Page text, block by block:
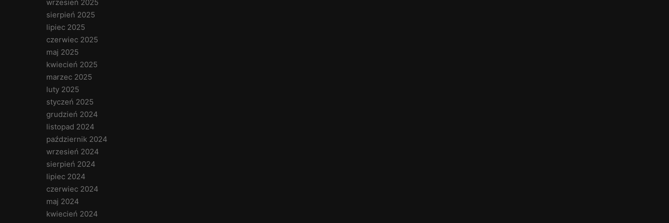
wrzesień 2025
sierpień 2025
lipiec 2025
czerwiec 2025
maj 2025
kwiecień 2025
marzec 2025
luty 2025
styczeń 2025
grudzień 2024
listopad 2024
październik 2024
wrzesień 2024
sierpień 2024
lipiec 2024
czerwiec 2024
maj 2024
kwiecień 2024